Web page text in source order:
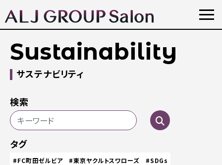
Sustainability
サステナビリティ
検索
タグ
#FC町田ゼルビア #東京ヤクルトスワローズ
#SDGs